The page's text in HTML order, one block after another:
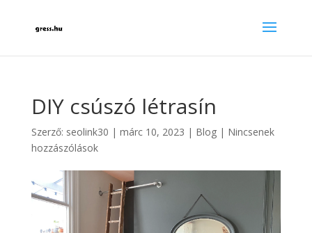
DIY csúszó létrasín
Szerző: seolink30 | márc 10, 2023 | Blog| Nincsenek
hozzászólások